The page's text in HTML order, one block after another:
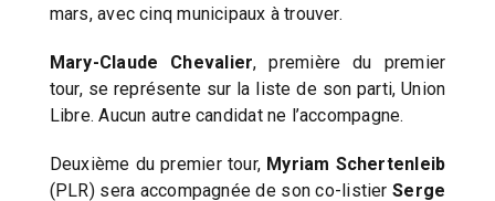
mars, avec cinq municipaux à trouver.
Mary-Claude Chevalier, première du premier
tour, se représente sur la liste de son parti, Union
Libre. Aucun autre candidat ne l’accompagne.
Deuxième du premier tour, Myriam Schertenleib
(PLR) sera accompagnée de son co-listierSerge